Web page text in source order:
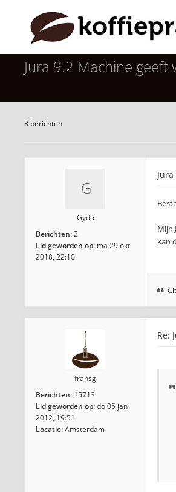
Jura 9.2 Machine geeft
3 berichten
Gydo
Berichten:2
Lid geworden op: ma 29 okt
2018, 22:10
Mijn
kan
fransg
Berichten: 15713
Lid geworden op:do 05 jan
2012, 19:51
Locatie:Amsterdam
Re: